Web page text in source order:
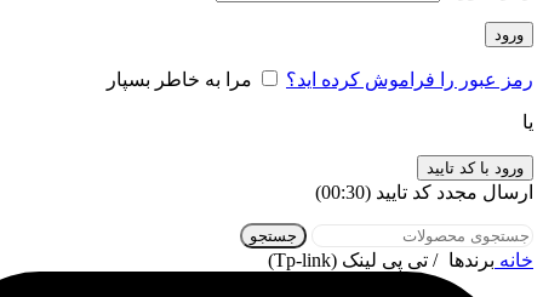
ورود
رمز عبور را فراموش کرده اید؟ مرا به خاطر بسپار
یا
ورود با کد تایید
ارسال مجدد کد تایید (00:
30
)
جستجو
خانه برندها تی پی لینک (Tp-link)